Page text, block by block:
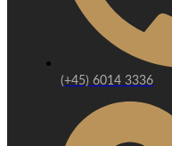
(+45) 6014 3336